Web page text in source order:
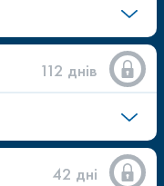
112 днів
42 дні